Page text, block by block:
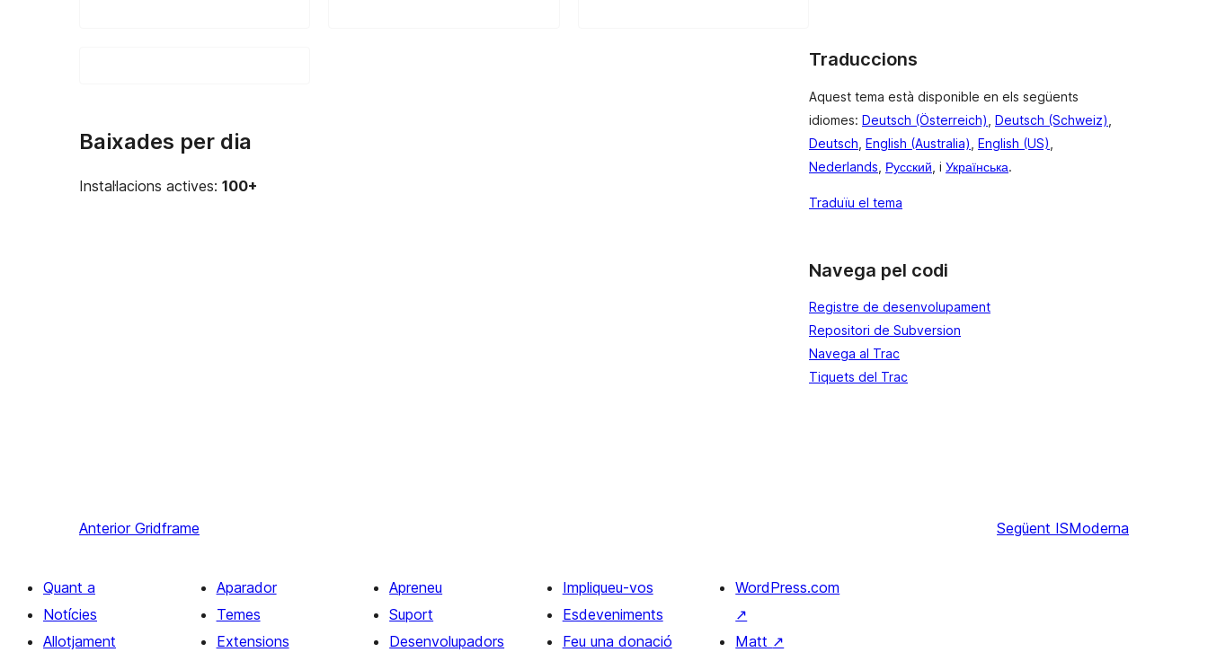
Baixades per dia
Instal·lacions actives: 100+
Traduccions
Aquest tema està disponible en els següents
idiomes: Deutsch (Österreich) Deutsch (Schweiz)
Deutsch English (Australia) English (US)
Nederlands Русский , i Українська.
Traduïu el tema
Navega pel codi
Registre de desenvolupament
Repositori de Subversion
Navega al Trac
Tiquets del Trac
Anterior Gridframe Següent ISModerna
Quant a
Notícies
Allotjament
Aparador
Temes
Extensions
Apreneu
Suport
Desenvolupadors
Impliqueu-vos
Esdeveniments
Feu una donació
WordPress.com
↗
Matt ↗